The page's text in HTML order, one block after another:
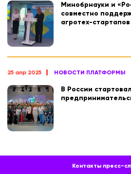
Минобрнауки и
совместно
агротех-стартапов
25 апр 2025 НОВОСТИ ПЛАТФОРМЫ
В России
Контакты пресс-